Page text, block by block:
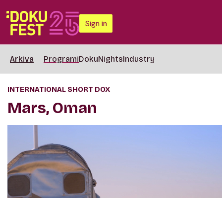
Sign in
Arkiva ProgramiDokuNightsIndustry
INTERNATIONAL SHORT DOX
Mars, Oman